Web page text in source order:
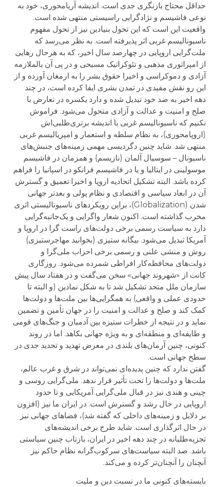
حداقل محتاج بازنگری جدی است. اندیشه آریامحوری، خود به
نوعی فاشیسم و نژادگرایی راسیستی منتهی شده است.
واقعیت این است که این تحول بنیادین نیز از تحول مفهوم
ناسیونالیسم غربی اثر پذیرفته است. به نظر می‌رسد که
ملت‌گرایی اروپایی در چهارصد سال اخیر، که به هرحال رهایی
از امپراتوری مذهبی و تئوکراتیک مسیحی و در پی آن بالملازمه
آزادی و دموکراسی و اخیرا حقوق بشر را به ارمغان آورده و از
این رو نقش مفیدی در تمدن بشری ایفا کرده است، در چند
دهه اخیر به ضد خود تبدیل شده و دارد یکسره در تعارض با
صلح و امنیت و عدالت و آزادی متحول می‌شود. فراموش
نکنیم که ناسیونالیسم غربی با اندیشه برتری‌طلبی‌اش
(اروپامحوری)، به نظام سلطه و استعمار و امپریالیسم غربی
منتهی شد. شاید چنین دگردیسی مهمی زمینه‌های جنبش‌های
ناسیونال – سوسیال آلمان (نازیسم) و همزمان در فاشیسم
موسولینی در ایتالیا و یا در فاشیسم فرانکو در اسپانیا را فراهم
کرده باشد. البته تشکیل اتحادیه اروپا و اخیرا تعمیق و گسترش
آن در ابعاد سیاسی و اقتصادی و نظام پولی و بعدتر جهانی
شدن (Globalization)، براین رویکردهای ناسیونالیستی اثری
مخرب گذاشته است. اکنون شعار واگرایی و یک‌جانبه‌گرایی
دارد به سیاست رسمی برخی دولت‌های راست گرا در اروپا و
آمریکا تبدیل می‌شود. بیگانه ستیزی (بخوانید مهاجرستیزی)
روش و منشی علنی و رسمی برخی احزاب ملی‌گرا و
دولت‌های محافظه‌کار افراطی شمرده می‌شود. روزگاری
کانت از «شهروند جهانی» سخن می‌گفت و در هفتاد سال پیش
سازمان ملل متحد تشکیل شد تا به شکل نمادین (و البته تا
حدودی عملی و واقعی) به همگرایی‌ها بین ملت‌ها و دولت‌ها
کمک کند و صلح و عدالت و امنیت را در جهان تأمین و تضمین
نماید و در نتیجه از خطرات ستیزه بین آدمیان و جنگ‌های قومی
و طایفه‌ای و منطقه‌ای و به ویژه جهانی بکاهد. اما در روند
کنونی، چنین آرمان‌های بلندی در معرض تهدید و تحدید جدی در
سطح جهانی است.
گفتن ندارد که چنین پدیده‌ای نمی‌تواند در شرق و غرب عالم،
ملت‌ها و دولت‌ها را تحت تأثیر قرار ندهد. ملی‌گرایی روسی و
چینی و هندی نیز در قبال ملی‌گرایی آمریکایی و تا حدود
اروپایی در حال رشد و گسترش است. در ایران ما نیز (افزون
بر دلایل و زمینه‌های داخلی که گفته شد)، فضاهای جهانی نیز
در حال اثرگذاری است. شاید طرح برخی اندیشه‌های
تجزیه‌طلبانه در چند دهه اخیر در ایران، بازتاب چنین سیاستی
باشد. صد البته سیاست‌های سرکوب‌گرانه نظام حاکم نیز
آنچنان را آنچنان‌تر کرده و می‌کند.
بایسته‌های کنونی ما در نسبت دین و ملیت